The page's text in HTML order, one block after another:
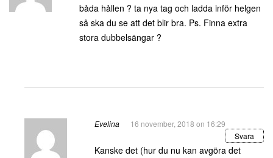
båda hållen ? ta nya tag och ladda inför helgen
så ska du se att det blir bra. Ps. Finna extra
stora dubbelsängar ?
Evelina
16 november, 2018 on 16:29
Svara
Kanske det (hur du nu kan avgöra det